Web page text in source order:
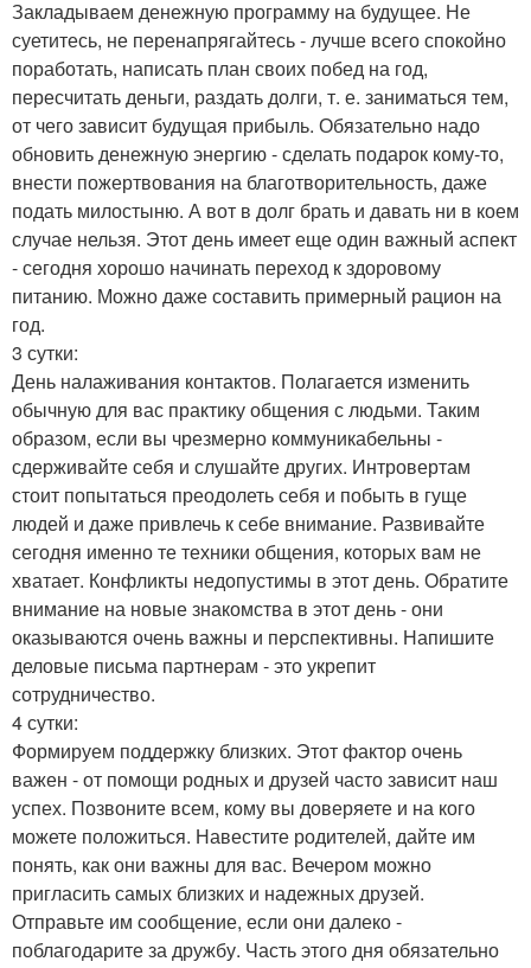
Закладываем денежную программу на будущее. Не
суетитесь, не перенапрягайтесь - лучше всего спокойно
поработать, написать план своих побед на год,
пересчитать деньги, раздать долги, т. е. заниматься тем,
от чего зависит будущая прибыль. Обязательно надо
обновить денежную энергию - сделать подарок кому-то,
внести пожертвования на благотворительность, даже
подать милостыню. А вот в долг брать и давать ни в коем
случае нельзя. Этот день имеет еще один важный аспект
- сегодня хорошо начинать переход к здоровому
питанию. Можно даже составить примерный рацион на
год.
3 сутки:
День налаживания контактов. Полагается изменить
обычную для вас практику общения с людьми. Таким
образом, если вы чрезмерно коммуникабельны -
сдерживайте себя и слушайте других. Интровертам
стоит попытаться преодолеть себя и побыть в гуще
людей и даже привлечь к себе внимание. Развивайте
сегодня именно те техники общения, которых вам не
хватает. Конфликты недопустимы в этот день. Обратите
внимание на новые знакомства в этот день - они
оказываются очень важны и перспективны. Напишите
деловые письма партнерам - это укрепит
сотрудничество.
4 сутки:
Формируем поддержку близких. Этот фактор очень
важен - от помощи родных и друзей часто зависит наш
успех. Позвоните всем, кому вы доверяете и на кого
можете положиться. Навестите родителей, дайте им
понять, как они важны для вас. Вечером можно
пригласить самых близких и надежных друзей.
Отправьте им сообщение, если они далеко -
поблагодарите за дружбу. Часть этого дня обязательно